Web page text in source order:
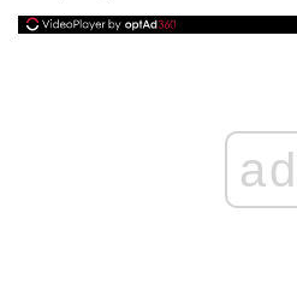
ad